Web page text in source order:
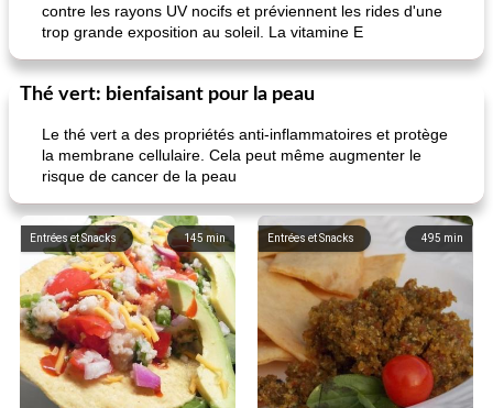
contre les rayons UV nocifs et préviennent les rides d'une
trop grande exposition au soleil. La vitamine E
Thé vert: bienfaisant pour la peau
Le thé vert a des propriétés anti-inflammatoires et protège
la membrane cellulaire. Cela peut même augmenter le
risque de cancer de la peau
145 min
Entrées et Snacks 495 min
Entrées et Snacks